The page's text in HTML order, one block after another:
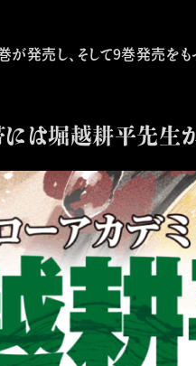
巻が発売し、そして9巻発売
は堀越耕平先生